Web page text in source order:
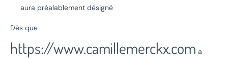
aura préalablement désigné
Dès que
https://www.camillemerckx.com a